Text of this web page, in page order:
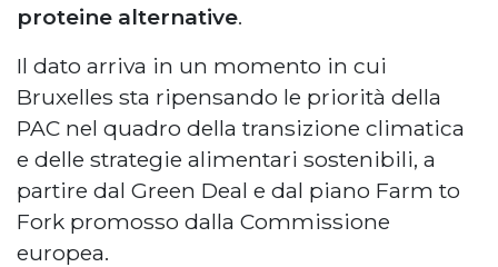
proteine alternative.
Il dato arriva in un momento in cui
Bruxelles sta ripensando le priorità della
PAC nel quadro della transizione climatica
e delle strategie alimentari sostenibili, a
partire dal Green Deal e dal piano Farm to
Fork promosso dalla Commissione
europea.